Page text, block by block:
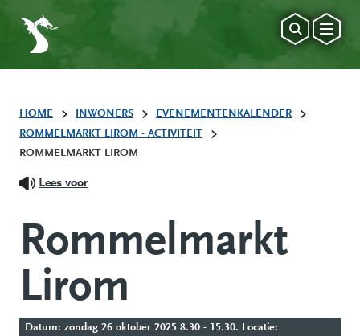
HOME INWONERS
EVENEMENTENKALENDER
ROMMELMARKT LIROM - ACTIVITEIT
ROMMELMARKT LIROM
Lees voor
Rommelmarkt
Lirom
Datum: zondag 26 oktober 2025 8.30 - 15.30. Locatie: